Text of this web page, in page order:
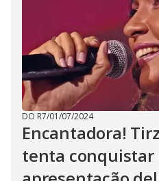
DO R7/01/07/2024
Encantadora!
tenta conquistar